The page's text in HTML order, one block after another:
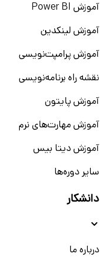
آموزش Power BI
آموزش لینکدین
آموزش پرامپت‌نویسی
نقشه راه برنامه‌نویسی
آموزش پایتون
آموزش مهارت‌های نرم
آموزش دیتا بیس
سایر دوره‌ها
دانشکار
درباره ما